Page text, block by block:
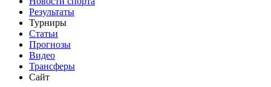
Результаты
Турниры
Статьи
Прогнозы
Видео
Трансферы
Сайт